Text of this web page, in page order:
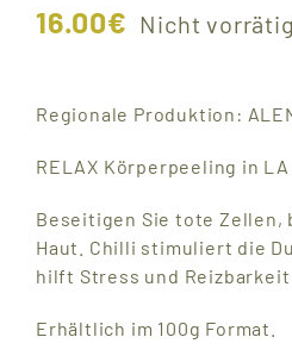
16.00€ Nicht vorrätig
Regionale Produktion:
RELAX Körperpeeling in LA
Beseitigen Sie tote Zellen,
Haut. Chilli stimuliert die
hilft Stress und Reizbarkeit
Erhältlich im 100g Format.